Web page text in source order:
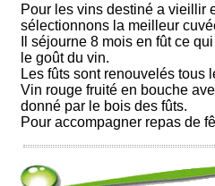
Pour les vins destiné a vieillir
sélectionnons la meilleur
Il séjourne 8 mois en fût ce
le goût du vin.
Les fûts sont renouvelés tous
Vin rouge fruité en bouche
donné par le bois des fûts.
Pour accompagner repas de